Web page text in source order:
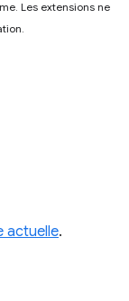
Les extensions ne
actuelle.